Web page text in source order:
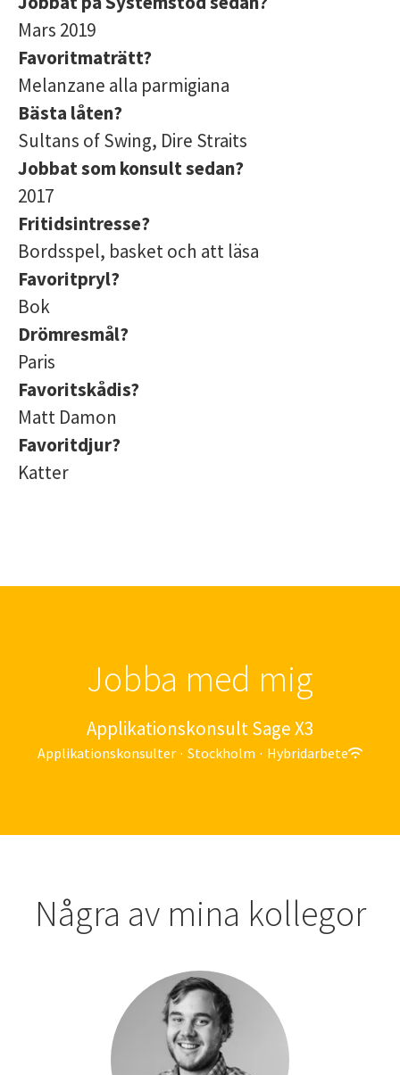
Mars 2019
Favoritmaträtt?
Melanzane alla parmigiana
Bästa låten?
Sultans of Swing, Dire Straits
Jobbat som konsult sedan?
2017
Fritidsintresse?
Bordsspel, basket och att läsa
Favoritpryl?
Bok
Drömresmål?
Paris
Favoritskådis?
Matt Damon
Favoritdjur?
Katter
Jobba med mig
Applikationskonsult Sage X3
Applikationskonsulter · Stockholm · Hybridarbete
Några av mina kollegor